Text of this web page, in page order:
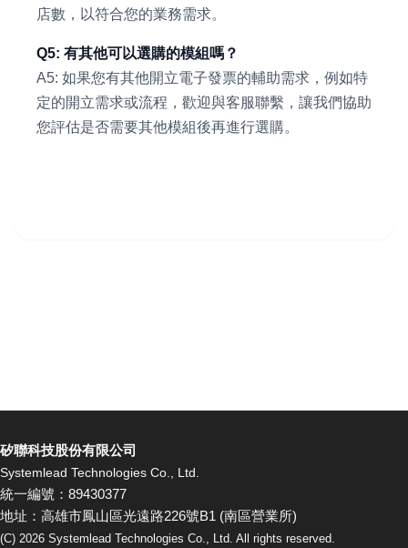
店數，以符合您的業務需求。
Q5: 有其他可以選購的模組嗎？
A5: 如果您有其他開立電子發票的輔助需求，例如特
定的開立需求或流程，歡迎與客服聯繫，讓我們協助
您評估是否需要其他模組後再進行選購。
矽聯科技股份有限公司
Systemlead Technologies Co., Ltd.
統一編號：89430377
地址：高雄市鳳山區光遠路226號B1 (南區營業所)
(C) 2026 Systemlead Technologies Co., Ltd. All rights reserved.